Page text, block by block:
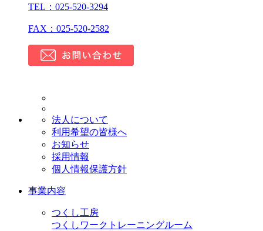
TEL：025-520-3294
FAX：025-520-2582
法人について
利用希望の皆様へ
お知らせ
採用情報
個人情報保護方針
事業内容
つくし工房
つくしワークトレーニングルーム